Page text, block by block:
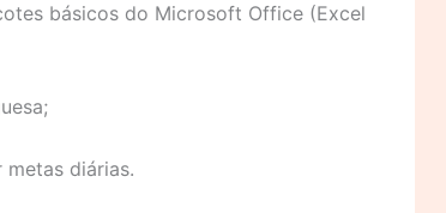
básicos do Microsoft Office (Excel
diárias.